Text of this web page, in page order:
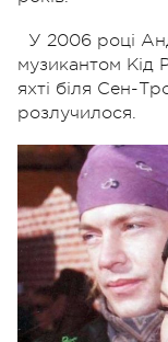
У 2006 році
музикантом Кід
яхті біля Сен-
розлучилося.